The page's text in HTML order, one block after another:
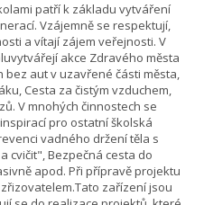
patří k základu vytváření
Vzájemně se respektují,
a vítají zájem veřejnosti. V
akce Zdravého města
bez aut v uzavřené části města,
Cesta za čistým vzduchem,
V mnohých činnostech se
pro ostatní školská
vadného držení těla s
cvičit", Bezpečná cesta do
apod. Při přípravě projektu
zařízení jsou